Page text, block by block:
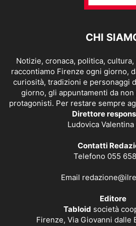
CHI
Notizie, cronaca, politica,
raccontiamo Firenze ogni giorno,
curiosità, tradizioni e personaggi
giorno, gli appuntamenti da
protagonisti. Per restare sempre
Direttore
Ludovica
Contatti
Telefono 055
Email
Editore
Tabloid società
Firenze, Via Giovanni dalle